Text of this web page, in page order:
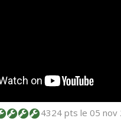
4324 pts le 05 nov